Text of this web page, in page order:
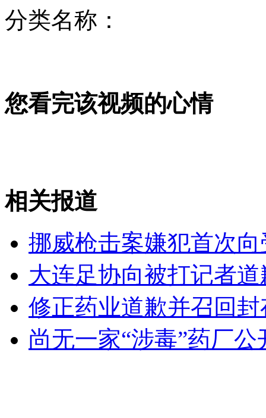
女童被撞身亡案 司机逃逸因家贫
山西运城恶犬咬伤多人 警民合力深夜将其击毙
女孩北京地铁殴打老人 痛下狠手拳打脚踢
分类名称：
您看完该视频的心情
相关报道
挪威枪击案嫌犯首次
大连足协向被打记者
修正药业道歉并召回
尚无一家“涉毒”药厂公